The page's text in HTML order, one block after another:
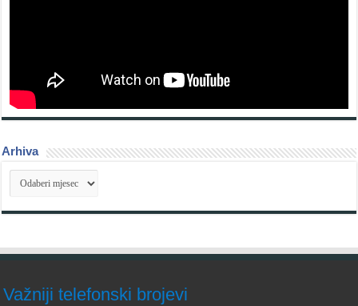
Arhiva
Arhiva
Važniji telefonski brojevi